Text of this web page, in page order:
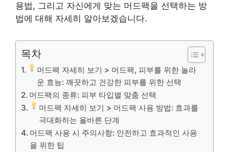
용법, 그리고 자신에게 맞는 머드팩을 선택하는 방
법에 대해 자세히 알아보겠습니다.
목차
머드팩 자세히 보기 > 머드팩, 피부를 위한 놀라
운 효능: 깨끗하고 건강한 피부를 위한 선택
머드팩의 종류: 피부 타입별 맞춤 선택
머드팩 자세히 보기 > 머드팩 사용 방법: 효과를
극대화하는 올바른 단계
머드팩 사용 시 주의사항: 안전하고 효과적인 사용
을 위한 팁